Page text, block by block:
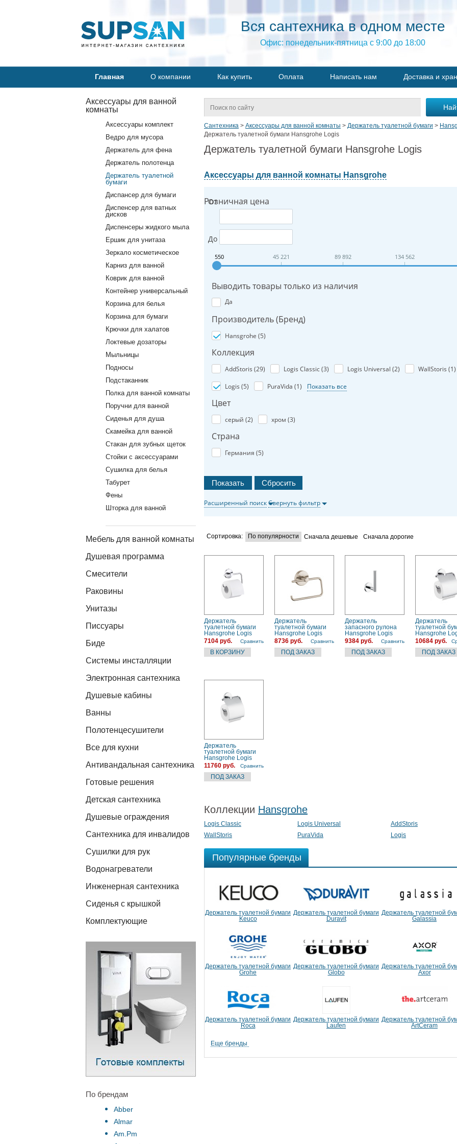
Вся сантехника в одном месте
Офис: понедельник-пятница с 9:00 до 18:00
Главная О компании Как купить Оплата Написать нам Доставка и
Аксессуары для ванной
комнаты
Аксессуары комплект
Ведро для мусора
Держатель для фена
Держатель полотенца
Держатель туалетной
бумаги
Диспансер для бумаги
Диспенсер для ватных
дисков
Диспенсеры жидкого мыла
Ершик для унитаза
Зеркало косметическое
Карниз для ванной
Коврик для ванной
Контейнер универсальный
Корзина для белья
Корзина для бумаги
Крючки для халатов
Локтевые дозаторы
Мыльницы
Подносы
Подстаканник
Полка для ванной комнаты
Поручни для ванной
Сиденья для душа
Скамейка для ванной
Стакан для зубных щеток
Стойки с аксессуарами
Сушилка для белья
Табурет
Фены
Шторка для ванной
Мебель для ванной комнаты
Душевая программа
Смесители
Раковины
Унитазы
Писсуары
Биде
Системы инсталляции
Электронная сантехника
Душевые кабины
Ванны
Полотенцесушители
Все для кухни
Антивандальная сантехника
Готовые решения
Детская сантехника
Душевые ограждения
Сантехника для инвалидов
Сушилки для рук
Водонагреватели
Инженерная сантехника
Сиденья с крышкой
Комплектующие
По брендам
Abber
Almar
Am.Pm
Сантехника > Аксессуары для ванной комнаты > Держатель туалетной бумаги >
Держатель туалетной бумаги Hansgrohe Logis
Держатель туалетной бумаги Hansgrohe Logis
Аксессуары для ванной комнаты Hansgrohe
Розничная цена
От
До
550 45 221 89 892 134 562
Выводить товары только из наличия
Да
Производитель (Бренд)
Hansgrohe (5)
Коллекция
AddStoris (29) Logis Classic (3) Logis Universal (2) WallStoris (1)
Logis (5) PuraVida (1) Показать все
Цвет
серый (2) хром (3)
Страна
Германия (5)
Расширенный поискСвернуть фильтр
Сортировка: По популярности Сначала дешевые Сначала дорогие
Держатель
туалетной бумаги
Hansgrohe Logis
(40526000) хром
7104 руб. Сравнить
Держатель
туалетной бумаги
Hansgrohe Logis
(40526820) серый
8736 руб. Сравнить
Держатель
запасного рулона
Hansgrohe Logis
(40517000) хром
9384 руб. Сравнить
Держатель
туалетной
Hansgrohe
(40523820)
10684 руб.
Держатель
туалетной бумаги
Hansgrohe Logis
(40523000) хром
11760 руб. Сравнить
Коллекции Hansgrohe
Logis Classic Logis Universal
AddStoris
WallStoris
PuraVida Logis
Популярные бренды
Держатель туалетной бумаги
Keuco
Держатель туалетной бумаги
Duravit
Держатель туалетной
Galassia
Держатель туалетной бумаги
Grohe
Держатель туалетной бумаги
Globo
Держатель туалетной
Axor
Держатель туалетной бумаги
Roca
Держатель туалетной бумаги
Laufen
Держатель туалетной
ArtCeram
Еще бренды